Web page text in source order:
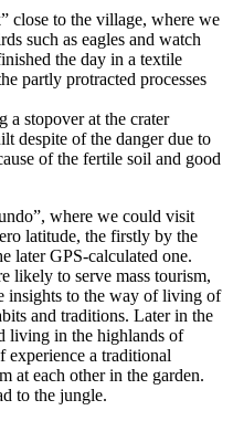
close to the village, where we
such as eagles and watch
the day in a textile
partly protracted processes
a stopover at the crater
despite of the danger due to
of the fertile soil and good
where we could visit
latitude, the firstly by the
later GPS-calculated one.
likely to serve mass tourism,
insights to the way of living of
and traditions. Later in the
living in the highlands of
experience a traditional
at each other in the garden.
to the jungle.